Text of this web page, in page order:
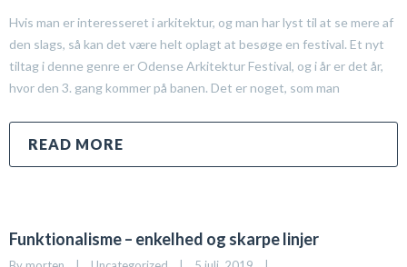
Hvis man er interesseret i arkitektur, og man har lyst til at se mere af
den slags, så kan det være helt oplagt at besøge en festival. Et nyt
tiltag i denne genre er Odense Arkitektur Festival, og i år er det år,
hvor den 3. gang kommer på banen. Det er noget, som man
READ MORE
Funktionalisme – enkelhed og skarpe linjer